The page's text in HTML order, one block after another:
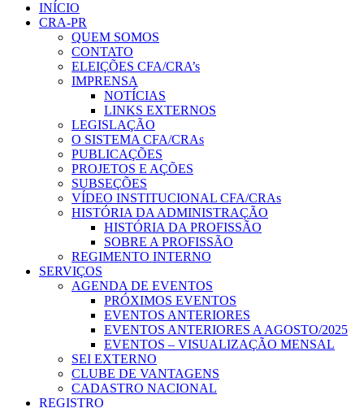
INÍCIO
CRA-PR
QUEM SOMOS
CONTATO
ELEIÇÕES CFA/CRA’s
IMPRENSA
NOTÍCIAS
LINKS EXTERNOS
LEGISLAÇÃO
O SISTEMA CFA/CRAs
PUBLICAÇÕES
PROJETOS E AÇÕES
SUBSEÇÕES
VÍDEO INSTITUCIONAL CFA/CRAs
HISTÓRIA DA ADMINISTRAÇÃO
HISTÓRIA DA PROFISSÃO
SOBRE A PROFISSÃO
REGIMENTO INTERNO
SERVIÇOS
AGENDA DE EVENTOS
PRÓXIMOS EVENTOS
EVENTOS ANTERIORES
EVENTOS ANTERIORES A AGOSTO/2025
EVENTOS – VISUALIZAÇÃO MENSAL
SEI EXTERNO
CLUBE DE VANTAGENS
CADASTRO NACIONAL
REGISTRO